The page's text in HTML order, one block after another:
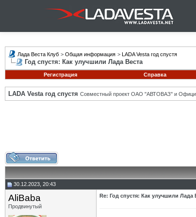
Лада Веста Клуб > Общая информация > LADA Vesta год спустя
Год спустя: Как улучшили Лада Веста
Регистрация
Справка
LADA Vesta год спустя Совместный проект ОАО "АВТОВАЗ" и
30.12.2023, 20:43
AliBaba
Продвинутый
Re: Год спустя: Как улучшили Лада